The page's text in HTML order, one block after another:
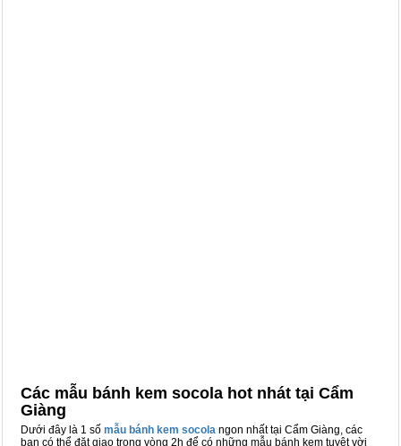
Các mẫu bánh kem socola hot nhát tại Cẩm
Giàng
Dưới đây là 1 số mẫu bánh kem socola ngon nhất tại Cẩm Giàng, các
bạn có thể đặt giao trong vòng 2h để có những mẫu bánh kem tuyệt vời